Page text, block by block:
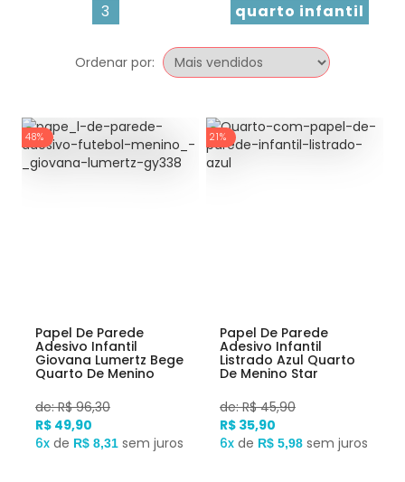
3 quarto infantil
Ordenar por:
48%
Papel De Parede
Adesivo Infantil
Giovana Lumertz Bege
Quarto De Menino
de: R$ 96,30
R$ 49,90
6x de R$ 8,31 sem juros
21%
Papel De Parede
Adesivo Infantil
Listrado Azul Quarto
De Menino Star
de: R$ 45,90
R$ 35,90
6x de R$ 5,98 sem juros